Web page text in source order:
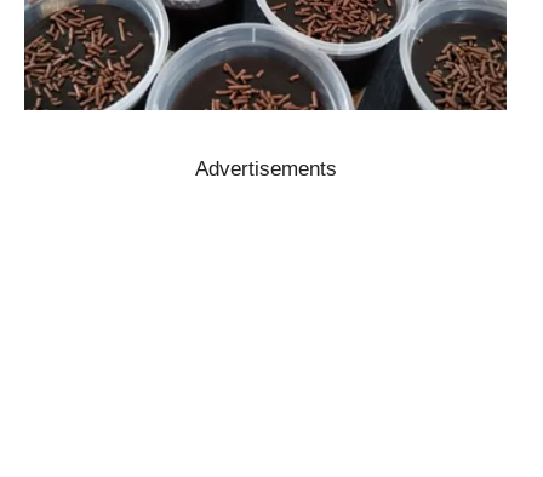
Advertisements